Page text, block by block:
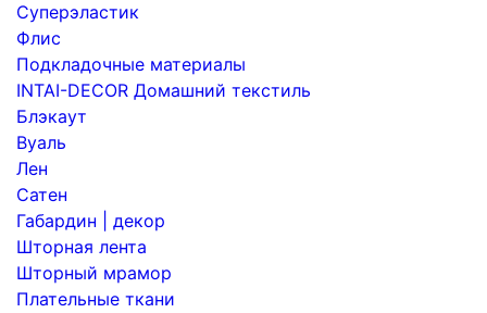
Суперэластик
Флис
Подкладочные материалы
INTAI-DECOR Домашний текстиль
Блэкаут
Вуаль
Лен
Сатен
Габардин | декор
Шторная лента
Шторный мрамор
Плательные ткани